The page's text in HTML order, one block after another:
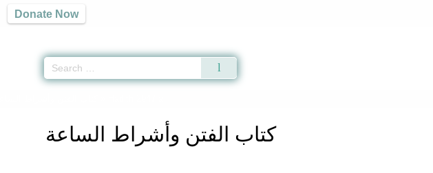
Donate Now
كتاب الفتن وأشراط الساعة